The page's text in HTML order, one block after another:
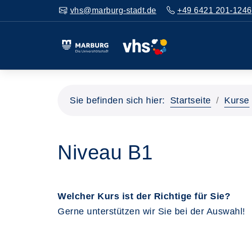
vhs@marburg-stadt.de +49 6421 201-1246
Sie befinden sich hier: Startseite Kurse
Niveau B1
Welcher Kurs ist der Richtige für Sie?
Gerne unterstützen wir Sie bei der Auswahl!